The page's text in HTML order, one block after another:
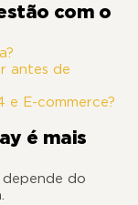
com o
antes de
e E-commerce?
é mais
depende do